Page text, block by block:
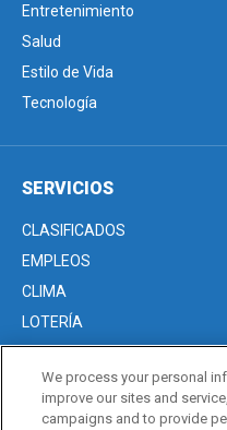
Entretenimiento
Salud
Estilo de Vida
Tecnología
SERVICIOS
CLASIFICADOS
EMPLEOS
CLIMA
LOTERÍA
Acerca de nosotros
We process your personal
improve our sites and
campaigns and to provide